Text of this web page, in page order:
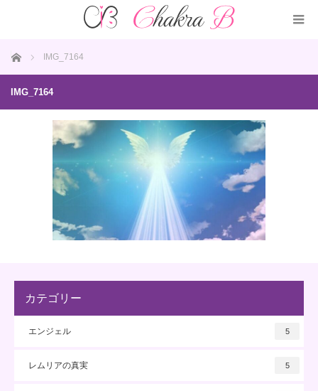
ホーム IMG_7164
IMG_7164
カテゴリー
エンジェル 5
レムリアの真実 5